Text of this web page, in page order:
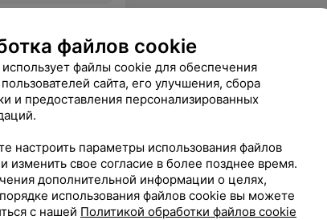
файлов cookie
файлы cookie для обеспечения
сайта, его улучшения, сбора
и предоставления персонализированных
настроить параметры использования файлов
изменить свое согласие в более позднее время.
дополнительной информации о целях,
использования файлов cookie вы можете
с нашей Политикой обработки файлов cookie